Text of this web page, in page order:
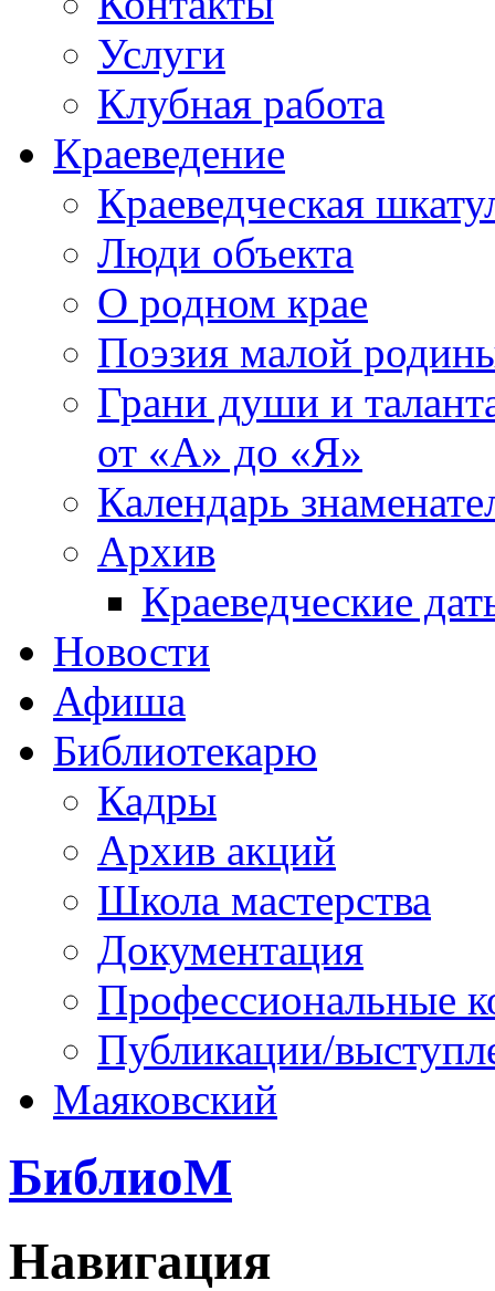
Услуги
Клубная работа
Краеведение
Краеведческая
Люди объекта
О родном крае
Поэзия малой
Грани души и
от «А» до «Я»
Календарь
Архив
Краеведческие
Новости
Афиша
Библиотекарю
Кадры
Архив акций
Школа мастерства
Документация
Профессиональные
Публикации/
Маяковский
БиблиоМ
Навигация